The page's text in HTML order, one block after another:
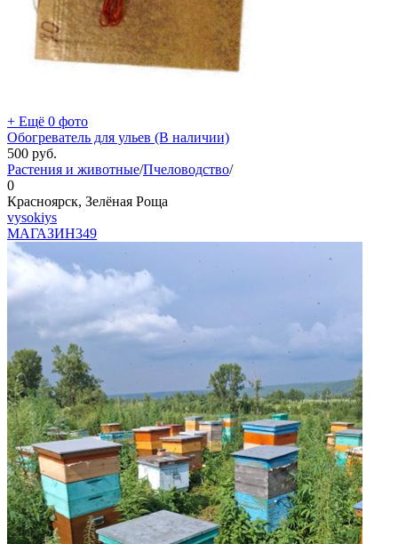
+ Ещё 0 фото
Обогреватель для ульев (В наличии)
500 руб.
Растения и животные/Пчеловодство/
0
Красноярск, Зелёная Роща
vysokiys
МАГАЗИН349